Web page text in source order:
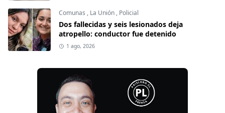
Comunas , La Unión , Policial
Dos fallecidas y seis lesionados deja
atropello: conductor fue detenido
1 ago, 2026